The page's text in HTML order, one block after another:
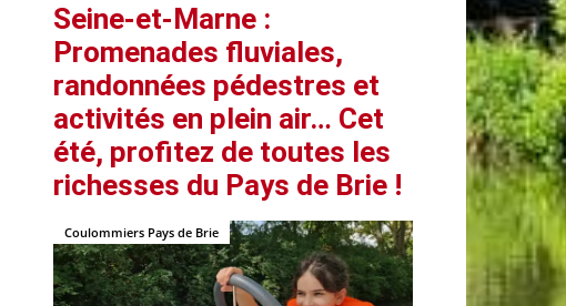
Seine-et-Marne :
Promenades fluviales,
randonnées pédestres et
activités en plein air… Cet
été, profitez de toutes les
richesses du Pays de Brie !
Coulommiers Pays de Brie